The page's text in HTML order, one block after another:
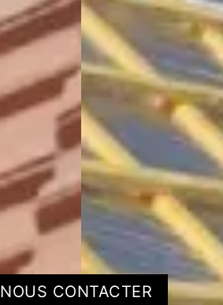
NOUS CONTACTER